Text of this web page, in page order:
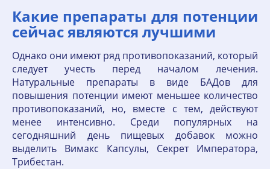
Какие препараты для потенции
сейчас являются лучшими
Однако они имеют ряд противопоказаний, который
следует учесть перед началом лечения.
Натуральные препараты в виде БАДов для
повышения потенции имеют меньшее количество
противопоказаний, но, вместе с тем, действуют
менее интенсивно. Среди популярных на
сегодняшний день пищевых добавок можно
выделить Вимакс Капсулы, Секрет Императора,
Трибестан.